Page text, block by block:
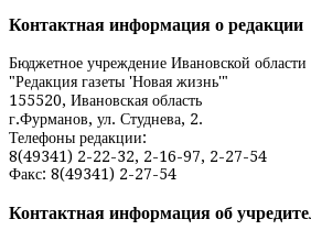
по
Контактная информация о редакции
Бюджетное учреждение Ивановской области
"Редакция газеты 'Новая жизнь'"
155520, Ивановская область
г.Фурманов, ул. Студнева, 2.
Телефоны редакции:
8(49341) 2-22-32, 2-16-97, 2-27-54
Факс: 8(49341) 2-27-54
Контактная информация об